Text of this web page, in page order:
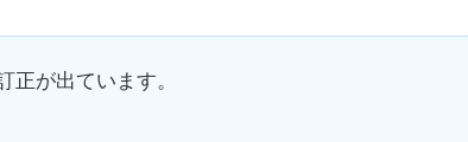
正が出ています。